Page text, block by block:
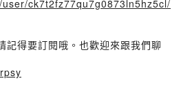
ck7t2fz77qu7g0873ln5hz5cl/
記得要訂閱哦。也歡迎來跟我們聊